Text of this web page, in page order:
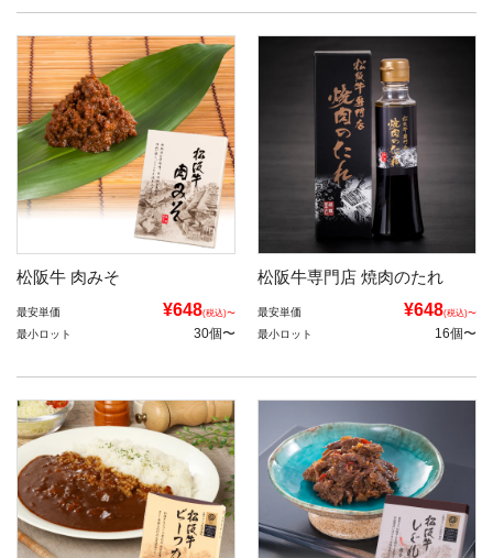
松阪牛 肉みそ
最安単価 ¥648(税込)〜
最小ロット 30個〜
松阪牛専門店 焼肉のたれ
最安単価 ¥648(税込)〜
最小ロット 16個〜